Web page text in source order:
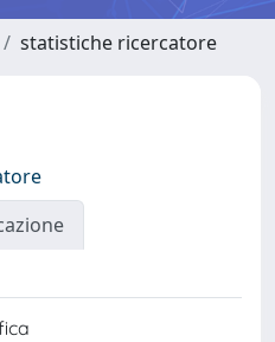
statistiche ricercatore